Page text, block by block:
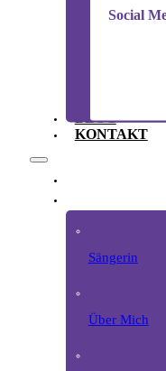
Social
BLOG
KONTAKT
Sängerin
Über Mich